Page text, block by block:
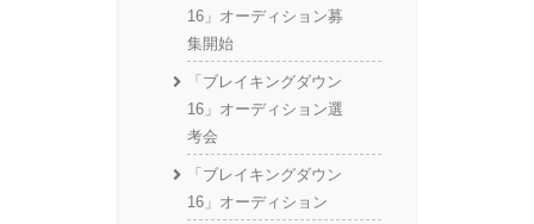
16」オーディション募
集開始
「ブレイキングダウン
16」オーディション選
考会
「ブレイキングダウン
16」オーディション